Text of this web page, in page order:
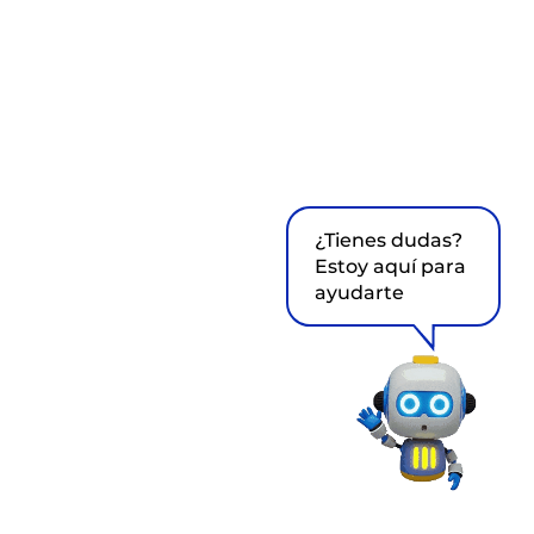
¿Tienes dudas?
Estoy aquí para
ayudarte